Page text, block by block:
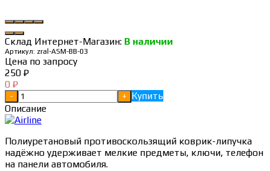
Склад Интернет-Магазин: В наличии
Артикул: zral-ASM-BB-03
Цена по запросу
250 ₽
0 ₽
- +
Купить
Описание
Полиуретановый противоскользящий коврик-липучка
надёжно удерживает мелкие предметы, ключи, телефон
на панели автомобиля.